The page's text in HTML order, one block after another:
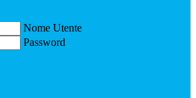
Nome Utente
Password